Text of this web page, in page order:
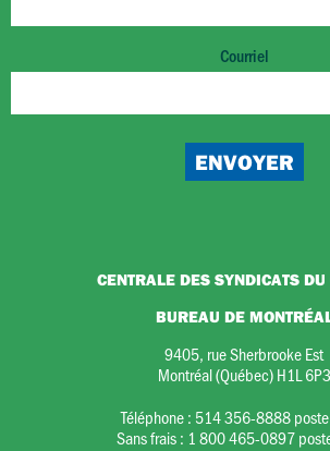
Courriel
CENTRALE DES SYNDICATS DU
BUREAU DE
9405, rue Sherbrooke Est
Montréal (Québec) H1L 6P3
Téléphone : 514 356-8888
Sans frais : 1 800 465-0897